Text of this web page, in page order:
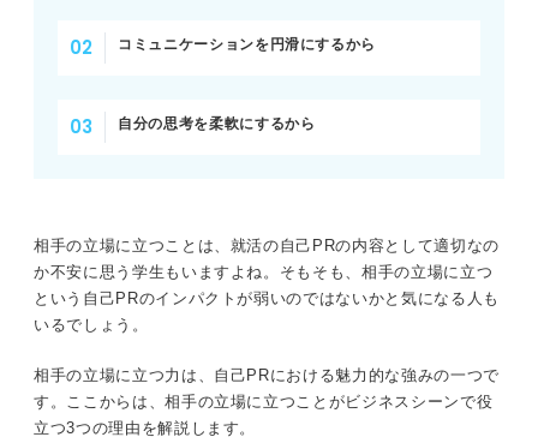
コミュニケーションを円滑にするから
自分の思考を柔軟にするから
相手の立場に立つことは、就活の自己PRの内容として適切なの
か不安に思う学生もいますよね。そもそも、相手の立場に立つ
という自己PRのインパクトが弱いのではないかと気になる人も
いるでしょう。
相手の立場に立つ力は、自己PRにおける魅力的な強みの一つで
す。ここからは、相手の立場に立つことがビジネスシーンで役
立つ3つの理由を解説します。